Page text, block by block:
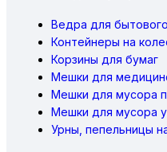
Ведра для
Контейнеры на
Корзины для бумаг
Мешки для
Мешки для мусора
Мешки для мусора
Урны, пепельницы